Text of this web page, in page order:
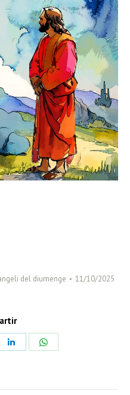
del diumenge 11/10/2025